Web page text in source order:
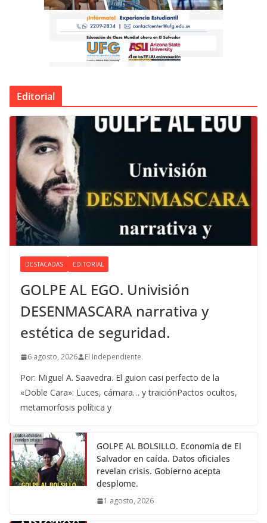
Editorial
DESTACADAS EDITORIAL
GOLPE AL EGO. Univisión
DESENMASCARA narrativa y
estética de seguridad.
6 agosto, 2026 El Independiente
Por: Miguel A. Saavedra. El guion casi perfecto de la
«Doble Cara»: Luces, cámara… y traiciónPactos ocultos,
metamorfosis política y
GOLPE AL BOLSILLO. Economía de El
Salvador en caída. Datos oficiales
revelan crisis. Gobierno acepta
desplome.
1 agosto, 2026